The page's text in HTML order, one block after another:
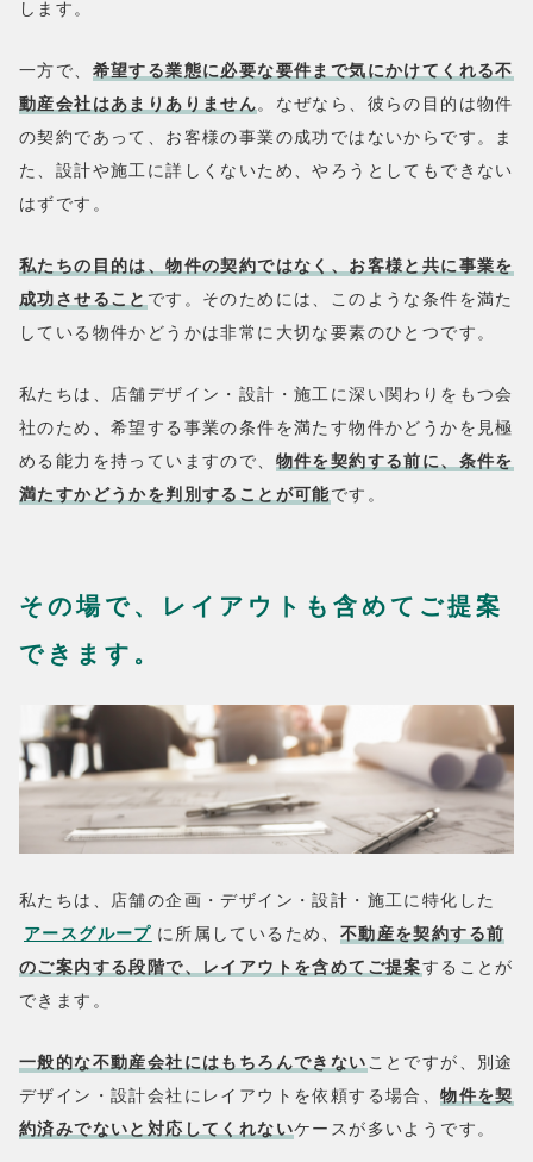
します。
一方で、 希望する業態に必要な要件まで気にかけてくれる不
動産会社はあまりありません。なぜなら、彼らの目的は物件
の契約であって、お客様の事業の成功ではないからです。ま
た、設計や施工に詳しくないため、やろうとしてもできない
はずです。
私たちの目的は、物件の契約ではなく、お客様と共に事業を
成功させること です。そのためには、このような条件を満た
している物件かどうかは非常に大切な要素のひとつです。
私たちは、店舗デザイン・設計・施工に深い関わりをもつ会
社のため、希望する事業の条件を満たす物件かどうかを見極
める能力を持っていますので、 物件を契約する前に、条件を
満たすかどうかを判別することが可能です。
その場で、レイアウトも含めてご提案
できます。
私たちは、店舗の企画・デザイン・設計・施工に特化した
アースグループ に所属しているため、 不動産を契約する前
のご案内する段階で、レイアウトを含めてご提案することが
できます。
一般的な不動産会社にはもちろんできないことですが、別途
デザイン・設計会社にレイアウトを依頼する場合、物件を契
約済みでないと対応してくれないケースが多いようです。